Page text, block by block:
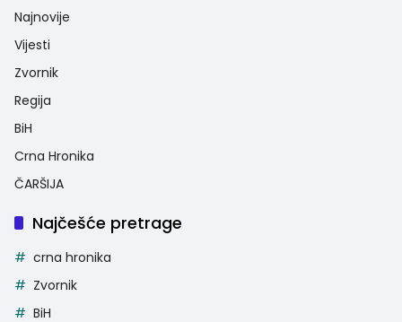
Najnovije
Vijesti
Zvornik
Regija
BiH
Crna Hronika
ČARŠIJA
Najčešće pretrage
crna hronika
Zvornik
BiH